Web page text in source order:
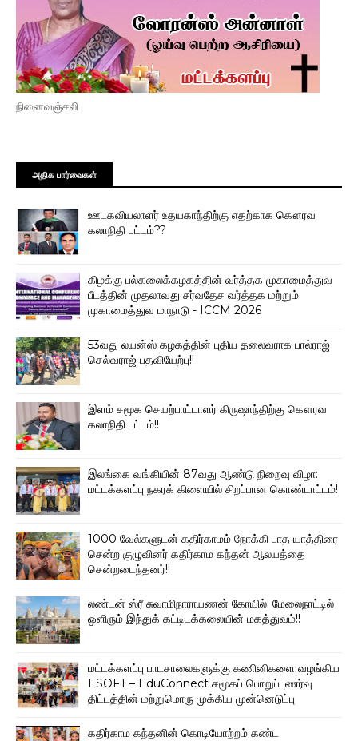
நினைவஞ்சலி
அதிக பார்வைகள்
ஊடகவியலாளர் உதயகாந்திற்கு எதற்காக கௌரவ
கலாநிதி பட்டம்??
கிழக்கு பல்கலைக்கழகத்தின் வர்த்தக முகாமைத்துவ
பீடத்தின் முதலாவது சர்வதேச வர்த்தக மற்றும்
முகாமைத்துவ மாநாடு - ICCM 2026
53வது லயன்ஸ் கழகத்தின் புதிய தலைவராக பால்ராஜ்
செல்வராஜ் பதவியேற்பு!!
இளம் சமூக செயற்பாட்டாளர் கிருஷாந்திற்கு கௌரவ
கலாநிதி பட்டம்!!
இலங்கை வங்கியின் 87வது ஆண்டு நிறைவு விழா:
மட்டக்களப்பு நகரக் கிளையில் சிறப்பான கொண்டாட்டம்!
1000 வேல்களுடன் கதிர்காமம் நோக்கி பாத யாத்திரை
சென்ற குழுவினர் கதிர்காம கந்தன் ஆலயத்தை
சென்றடைந்தனர்!!
லண்டன் ஸ்ரீ சுவாமிநாராயணன் கோயில்: மேலைநாட்டில்
ஒளிரும் இந்துக் கட்டிடக்கலையின் மகத்துவம்!!
மட்டக்களப்பு பாடசாலைகளுக்கு கணினிகளை வழங்கிய
ESOFT – EduConnect சமூகப் பொறுப்புணர்வு
திட்டத்தின் மற்றுமொரு முக்கிய முன்னெடுப்பு
கதிர்காம கந்தனின் கொடியோற்றம் கண்ட